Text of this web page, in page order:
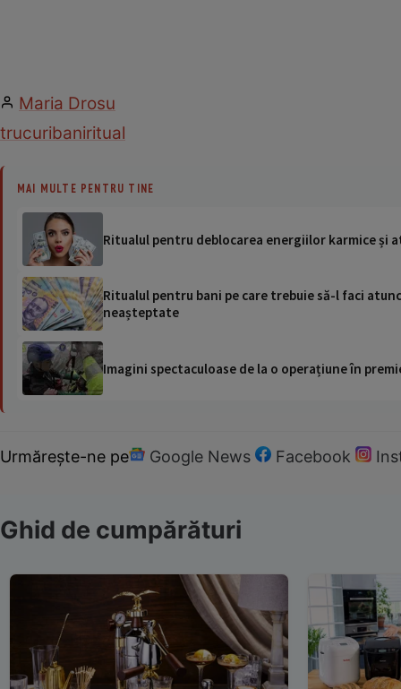
Maria Drosu
trucuribaniritual
MAI MULTE PENTRU TINE
Ritualul pentru deblocarea energiilor karmice și
Ritualul pentru bani pe care trebuie să-l faci
neașteptate
Imagini spectaculoase de la o operațiune în
Urmărește-ne pe Google News Facebook
Ghid de cumpărături